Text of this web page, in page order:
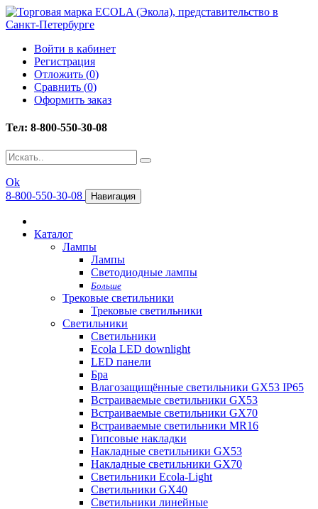
Войти в кабинет
Регистрация
Отложить (0)
Сравнить (0)
Оформить заказ
Тел: 8-800-550-30-08
Ok
8-800-550-30-08
Навигация
Каталог
Лампы
Лампы
Светодиодные лампы
Больше
Трековые светильники
Трековые светильники
Светильники
Светильники
Ecola LED downlight
LED панели
Бра
Влагозащищённые светильники GX53 IP65
Встраиваемые светильники GX53
Встраиваемые светильники GX70
Встраиваемые светильники MR16
Гипсовые накладки
Накладные светильники GX53
Накладные светильники GX70
Светильники Ecola-Light
Светильники GX40
Светильники линейные